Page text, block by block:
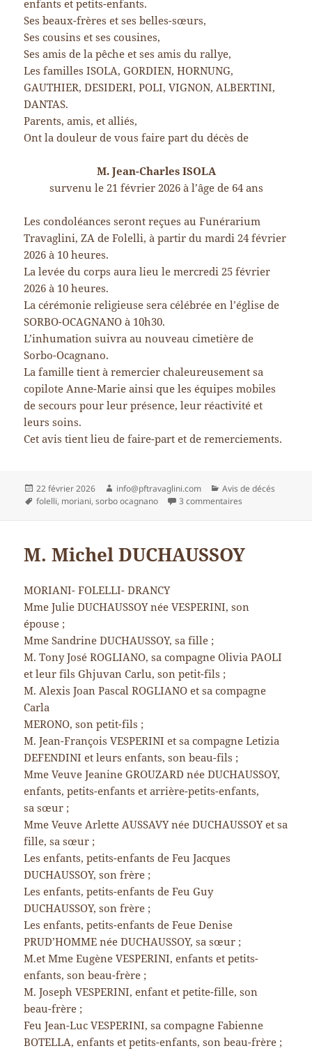
enfants et petits-enfants.
Ses beaux-frères et ses belles-sœurs,
Ses cousins et ses cousines,
Ses amis de la pêche et ses amis du rallye,
Les familles ISOLA, GORDIEN, HORNUNG,
GAUTHIER, DESIDERI, POLI, VIGNON, ALBERTINI,
DANTAS.
Parents, amis, et alliés,
Ont la douleur de vous faire part du décès de
M. Jean-Charles ISOLA
survenu le 21 février 2026 à l’âge de 64 ans
Les condoléances seront reçues au Funérarium
Travaglini, ZA de Folelli, à partir du mardi 24 février
2026 à 10 heures.
La levée du corps aura lieu le mercredi 25 février
2026 à 10 heures.
La cérémonie religieuse sera célébrée en l’église de
SORBO-OCAGNANO à 10h30.
L’inhumation suivra au nouveau cimetière de
Sorbo-Ocagnano.
La famille tient à remercier chaleureusement sa
copilote Anne-Marie ainsi que les équipes mobiles
de secours pour leur présence, leur réactivité et
leurs soins.
Cet avis tient lieu de faire-part et de remerciements.
Publié
le
22 février 2026 Auteur
info@pftravaglini.com Catégories
Avis de décés
Mots-
folelli, moriani,sorbo ocagnano 3 commentaires
M. Michel DUCHAUSSOY
MORIANI- FOLELLI- DRANCY
Mme Julie DUCHAUSSOY née VESPERINI, son
épouse ;
Mme Sandrine DUCHAUSSOY, sa fille ;
M. Tony José ROGLIANO, sa compagne Olivia PAOLI
et leur fils Ghjuvan Carlu, son petit-fils ;
M. Alexis Joan Pascal ROGLIANO et sa compagne
Carla
MERONO, son petit-fils ;
M. Jean-François VESPERINI et sa compagne Letizia
DEFENDINI et leurs enfants, son beau-fils ;
Mme Veuve Jeanine GROUZARD née DUCHAUSSOY,
enfants, petits-enfants et arrière-petits-enfants,
sa sœur ;
Mme Veuve Arlette AUSSAVY née DUCHAUSSOY et sa
fille, sa sœur ;
Les enfants, petits-enfants de Feu Jacques
DUCHAUSSOY, son frère ;
Les enfants, petits-enfants de Feu Guy
DUCHAUSSOY, son frère ;
Les enfants, petits-enfants de Feue Denise
PRUD’HOMME née DUCHAUSSOY, sa sœur ;
M.et Mme Eugène VESPERINI, enfants et petits-
enfants, son beau-frère ;
M. Joseph VESPERINI, enfant et petite-fille, son
beau-frère ;
Feu Jean-Luc VESPERINI, sa compagne Fabienne
BOTELLA, enfants et petits-enfants, son beau-frère ;